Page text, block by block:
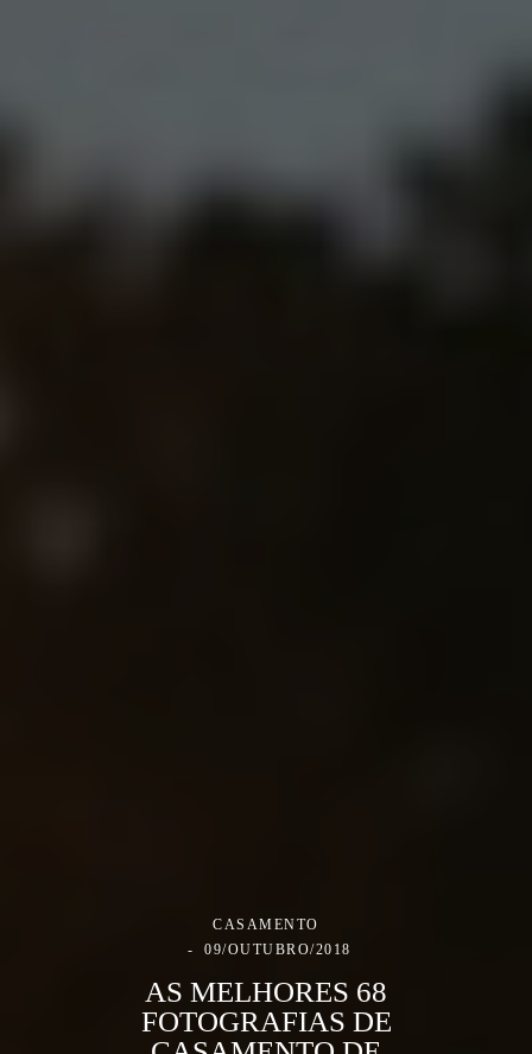
CASAMENTO
09/OUTUBRO/2018
AS MELHORES 68
FOTOGRAFIAS DE